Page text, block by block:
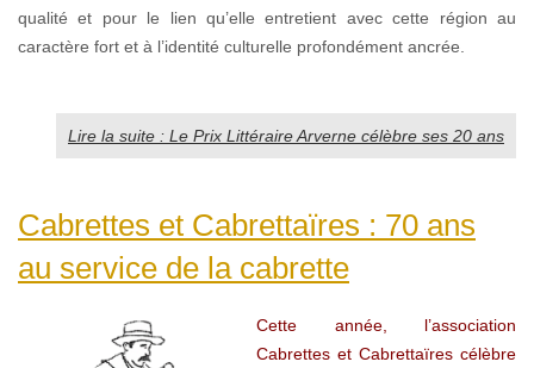
qualité et pour le lien qu’elle entretient avec cette région au
caractère fort et à l’identité culturelle profondément ancrée.
Lire la suite : Le Prix Littéraire Arverne célèbre ses 20 ans
Cabrettes et Cabrettaïres : 70 ans
au service de la cabrette
Cette année, l’association
Cabrettes et Cabrettaïres célèbre